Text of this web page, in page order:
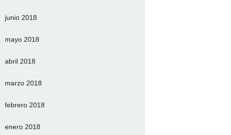
junio 2018
mayo 2018
abril 2018
marzo 2018
febrero 2018
enero 2018